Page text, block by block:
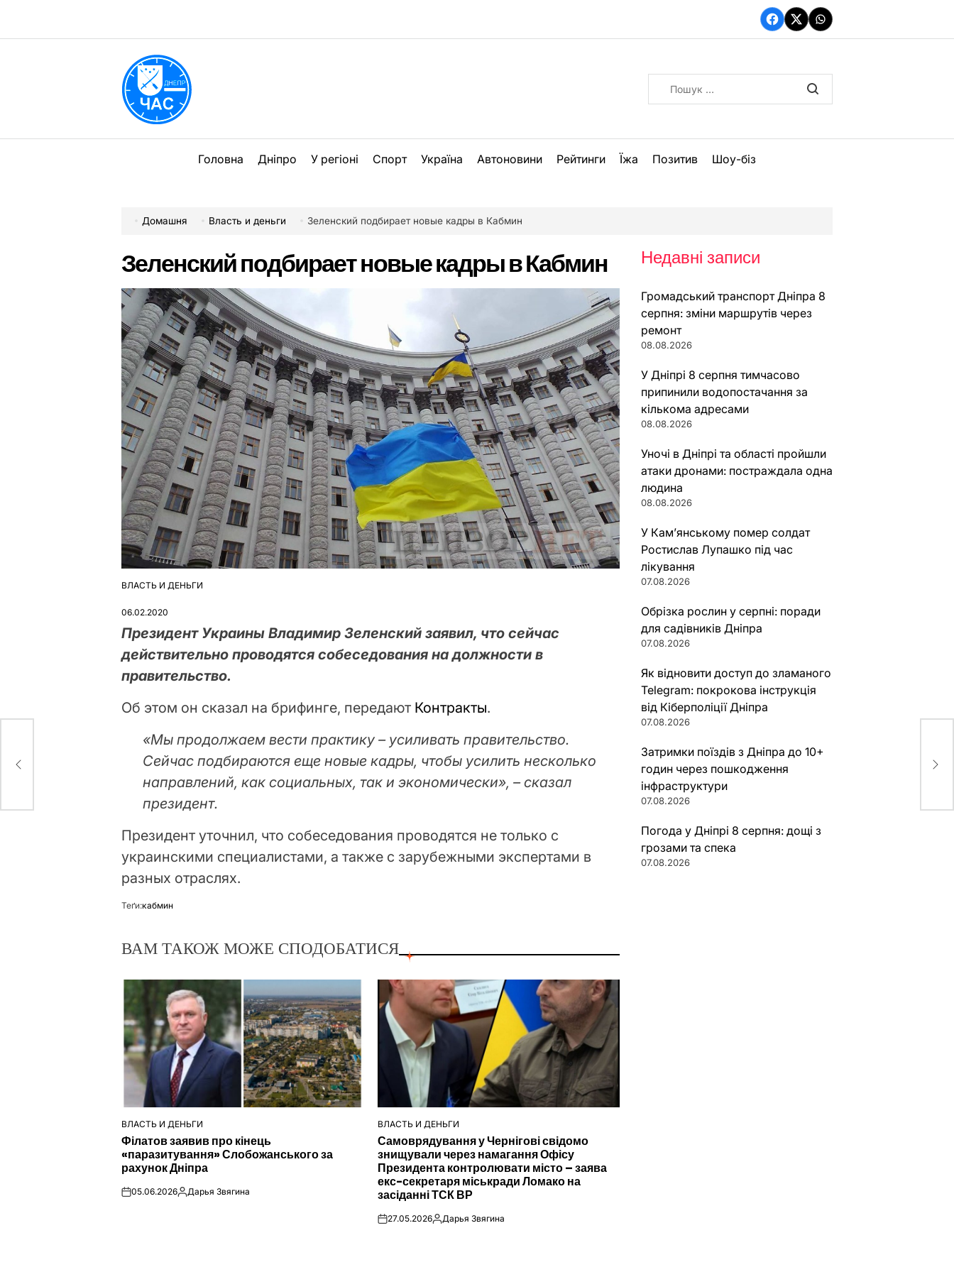
вмісту
Facebook
TwitterWhatsApp
Головна Дніпро У регіоні Спорт Україна Автоновини Рейтинги Їжа Позитив Шоу-біз
Домашня Власть и деньги Зеленский подбирает новые кадры в Кабмин
Зеленский подбирает новые кадры в Кабмин
ОПУБЛІКУВАТИ
ВЛАСТЬ И ДЕНЬГИ
06.02.2020
Президент Украины Владимир Зеленский заявил, что сейчас
действительно проводятся собеседования на должности в
правительство.
Об этом он сказал на брифинге, передают Контракты.
«Мы продолжаем вести практику – усиливать правительство.
Сейчас подбираются еще новые кадры, чтобы усилить несколько
направлений, как социальных, так и экономически», – сказал
президент.
Президент уточнил, что собеседования проводятся не только с
украинскими специалистами, а также с зарубежными экспертами в
разных отраслях.
Теґи:кабмин
ВАМ ТАКОЖ МОЖЕ СПОДОБАТИСЯ
ОПУБЛІКУВАТИ
У
ВЛАСТЬ И ДЕНЬГИ
Філатов заявив про кінець
«паразитування» Слобожанського за
рахунок Дніпра
on05.06.2026Опубліковано
Дарья Звягина
ОПУБЛІКУВАТИ
У
ВЛАСТЬ И ДЕНЬГИ
Самоврядування у Чернігові свідомо
знищували через намагання Офісу
Президента контролювати місто – заява
екс-секретаря міськради Ломако на
засіданні ТСК ВР
on27.05.2026Опубліковано
Дарья Звягина
Недавні записи
Громадський транспорт Дніпра 8
серпня: зміни маршрутів через
ремонт
08.08.2026
У Дніпрі 8 серпня тимчасово
припинили водопостачання за
кількома адресами
08.08.2026
Уночі в Дніпрі та області пройшли
атаки дронами: постраждала одна
людина
08.08.2026
У Кам’янському помер солдат
Ростислав Лупашко під час
лікування
07.08.2026
Обрізка рослин у серпні: поради
для садівників Дніпра
07.08.2026
Як відновити доступ до зламаного
Telegram: покрокова інструкція
від Кіберполіції Дніпра
07.08.2026
Затримки поїздів з Дніпра до 10+
годин через пошкодження
інфраструктури
07.08.2026
Погода у Дніпрі 8 серпня: дощі з
грозами та спека
07.08.2026